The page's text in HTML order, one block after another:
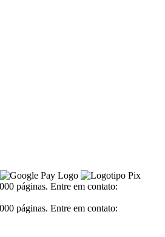
páginas. Entre em contato:
páginas. Entre em contato: